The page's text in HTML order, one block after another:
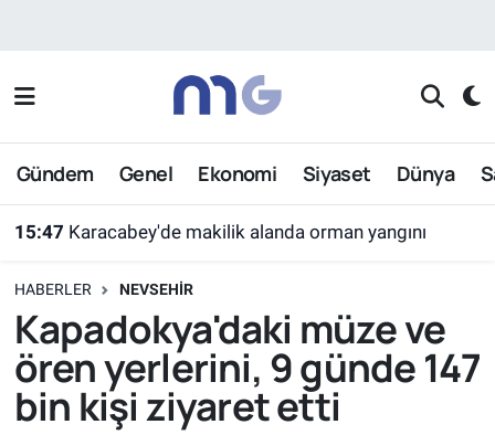
Gündem Genel Ekonomi Siyaset Dünya
15:47 Karacabey'de makilik alanda orman yangını
HABERLER NEVSEHIR
Kapadokya'daki müze ve
ören yerlerini, 9 günde 147
bin kişi ziyaret etti
Nöbetçi Eczaneler
Hava Durumu
Süper Lig Puan Durumu ve Fikstür
Tüm Manşetler
Son Dakika Haberleri